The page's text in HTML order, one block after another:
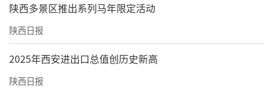
陕西多景区推出系列马年限定活动
陕西日报
2025年西安进出口总值创历史新高
陕西日报